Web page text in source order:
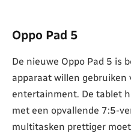
Oppo Pad 5
De nieuwe Oppo Pad 5 is
apparaat willen gebruiken
entertainment. De tablet
met een opvallende 7:5-
multitasken prettiger